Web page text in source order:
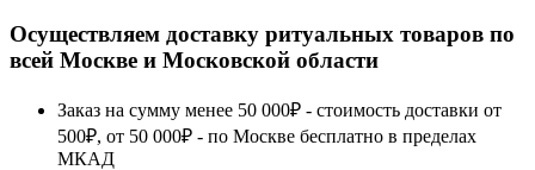
Осуществляем доставку ритуальных товаров по
всей Москве и Московской области
Заказ на сумму менее 50 000₽ - стоимость доставки от
500₽, от 50 000₽ - по Москве бесплатно в пределах
МКАД